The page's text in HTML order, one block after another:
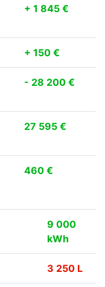
+ 1 845 €
+ 150 €
- 28 200 €
27 595 €
460 €
9 000
kWh
3 250 L